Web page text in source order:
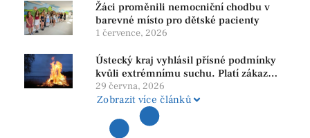
Žáci proměnili nemocniční chodbu v
barevné místo pro dětské pacienty
1 července, 2026
Ústecký kraj vyhlásil přísné podmínky
kvůli extrémnímu suchu. Platí zákaz
ohňů i pyrotechniky
29 června, 2026
Zobrazit více článků